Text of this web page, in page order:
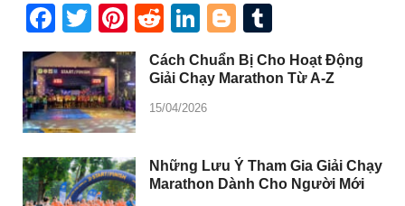
Facebook
Twitter
Pinterest
RedditLinkedIn
Blogger
Cách Chuẩn Bị Cho Hoạt Động
Giải Chạy Marathon Từ A-Z
15/04/2026
Những Lưu Ý Tham Gia Giải Chạy
Marathon Dành Cho Người Mới